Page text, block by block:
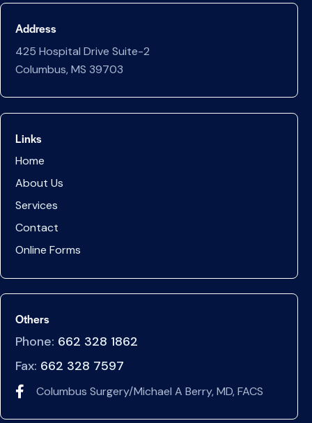
Address
425 Hospital Drive Suite-2
Columbus, MS 39703
Links
Home
About Us
Services
Contact
Online Forms
Others
Phone: 662 328 1862
Fax: 662 328 7597
Columbus Surgery/Michael A Berry, MD, FACS